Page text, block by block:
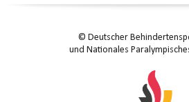
© Deutscher
und Nationales